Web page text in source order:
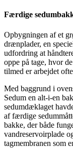
Færdige
Opbygningen af et
drænplader, en
udfordring at
oppe på tage, hvor
tilmed er arbejdet
Med baggrund i
Sedum en alt-i-en
sedumdæklaget
af færdige
bakke, der både
vandreservoirplade
tagmembranen som